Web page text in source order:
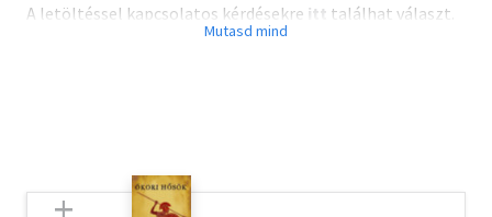
A letöltéssel kapcsolatos kérdésekre itt találhat választ.